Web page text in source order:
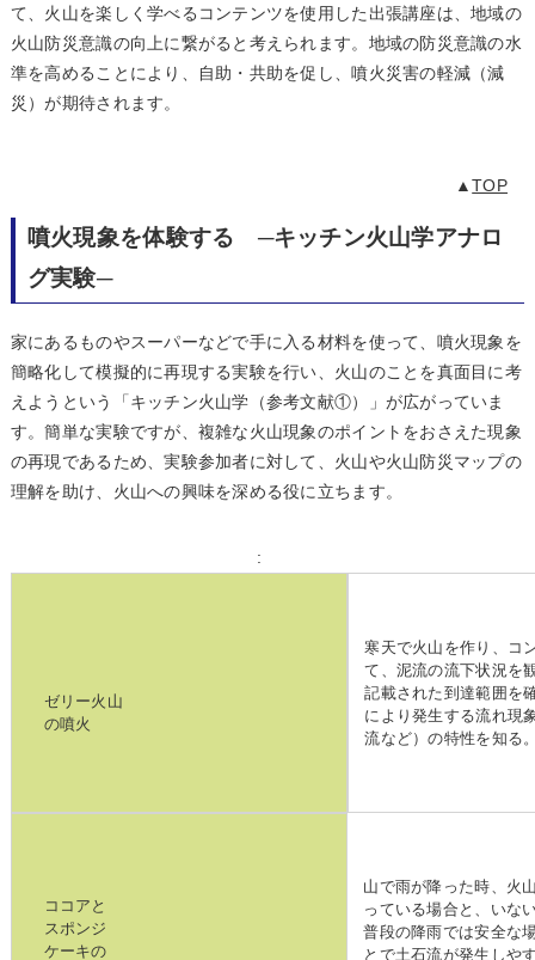
て、火山を楽しく学べるコンテンツを使用した出張講座は、地域の
火山防災意識の向上に繋がると考えられます。地域の防災意識の水
準を高めることにより、自助・共助を促し、噴火災害の軽減（減
災）が期待されます。
▲TOP
噴火現象を体験する ─キッチン火山学アナロ
グ実験─
家にあるものやスーパーなどで手に入る材料を使って、噴火現象を
簡略化して模擬的に再現する実験を行い、火山のことを真面目に考
えようという「キッチン火山学（参考文献①）」が広がっていま
す。簡単な実験ですが、複雑な火山現象のポイントをおさえた現象
の再現であるため、実験参加者に対して、火山や火山防災マップの
理解を助け、火山への興味を深める役に立ちます。
:
ゼリー火山
の噴火
寒天で火山を作り、コ
て、泥流の流下状況を
記載された到達範囲を
により発生する流れ現
流など）の特性を知る
ココアと
スポンジ
ケーキの
山で雨が降った時、火
っている場合と、いな
普段の降雨では安全な
とで土石流が発生しや